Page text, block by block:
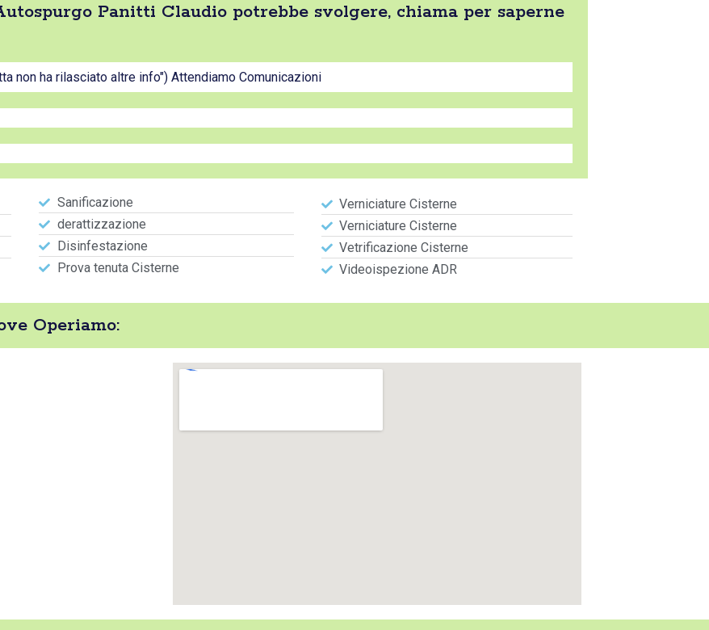
Panitti Claudio potrebbe svolgere, chiama per saperne
non ha rilasciato altre info") Attendiamo Comunicazioni
Sanificazione
derattizzazione
Disinfestazione
Prova tenuta Cisterne
Verniciature Cisterne
Verniciature Cisterne
Vetrificazione Cisterne
Videoispezione ADR
Operiamo: